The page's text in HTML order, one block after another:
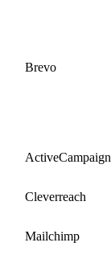
Brevo
ActiveCampaign
Cleverreach
Mailchimp